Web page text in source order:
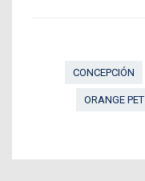
CONCEPCIÓN
ORANGE PET